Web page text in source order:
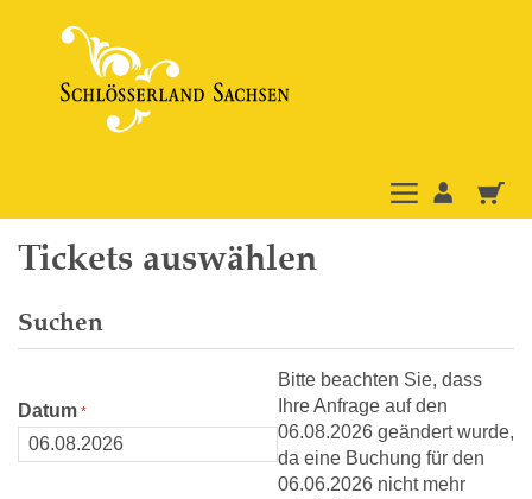
Tickets auswählen
Suchen
Datum
Bitte beachten Sie, dass
Ihre Anfrage auf den
06.08.2026 geändert wurde,
da eine Buchung für den
06.06.2026 nicht mehr